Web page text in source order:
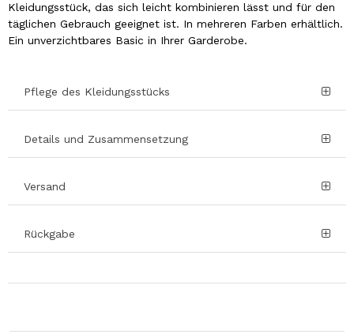
Kleidungsstück, das sich leicht kombinieren lässt und für den
täglichen Gebrauch geeignet ist. In mehreren Farben erhältlich.
Ein unverzichtbares Basic in Ihrer Garderobe.
Pflege des Kleidungsstücks
Details und Zusammensetzung
Versand
Rückgabe